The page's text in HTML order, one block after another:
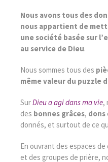
Nous avons tous des
nous appartient de
une société basée sur
au service de Dieu.
Nous sommes tous des
même valeur du puzzle
SurDieu a agi dans ma vie,
des bonnes grâces, dons
donnés, et surtout de ce
En ouvrant des espaces
et des groupes de prière,